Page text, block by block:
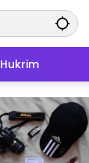
Hukrim